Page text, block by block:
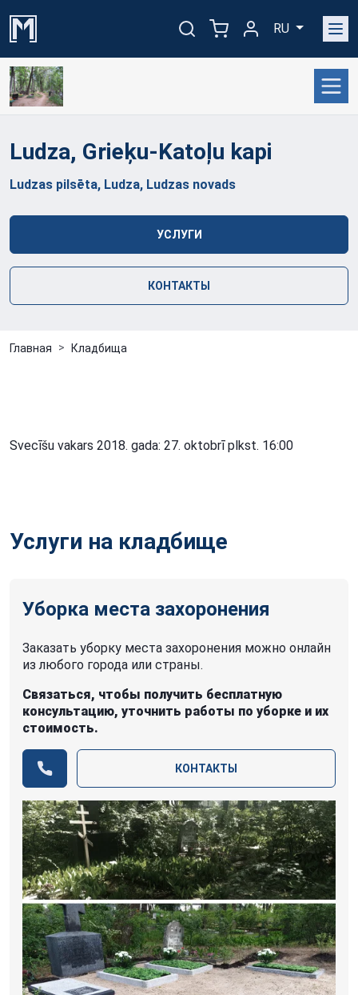
RU
Ludza, Grieķu-Katoļu kapi
Ludzas pilsēta, Ludza, Ludzas novads
УСЛУГИ
КОНТАКТЫ
Главная Кладбища
Svecīšu vakars 2018. gada: 27. oktobrī plkst. 16:00
Услуги на кладбище
Уборка места захоронения
Заказать уборку места захоронения можно онлайн
из любого города или страны.
Связаться, чтобы получить бесплатную
консультацию, уточнить работы по уборке и их
стоимость.
КОНТАКТЫ